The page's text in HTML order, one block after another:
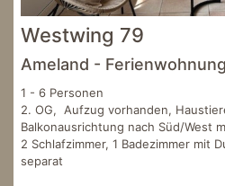
Westwing 79
Ameland - Ferienwohnung
1 - 6 Personen
2. OG, Aufzug vorhanden,
Balkonausrichtung nach Süd/West
2 Schlafzimmer, 1 Badezimmer mit
separat